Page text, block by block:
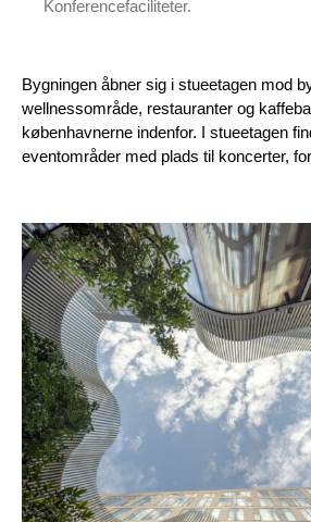
Konferencefaciliteter.
Bygningen åbner sig i stueetagen mod
wellnessområde, restauranter og
københavnerne indenfor. I stueetagen
eventområder med plads til koncerter,